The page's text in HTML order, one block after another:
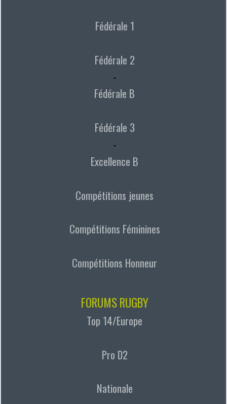
Fédérale 1
Fédérale 2
-
Fédérale B
Fédérale 3
-
Excellence B
Compétitions jeunes
Compétitions Féminines
Compétitions Honneur
FORUMS RUGBY
Top 14/Europe
Pro D2
Nationale